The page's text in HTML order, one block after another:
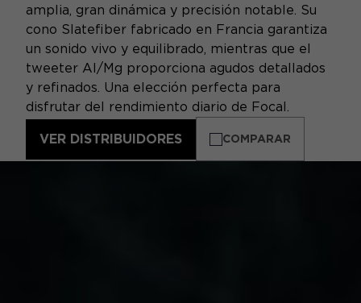
amplia, gran dinámica y precisión notable. Su
cono Slatefiber fabricado en Francia garantiza
un sonido vivo y equilibrado, mientras que el
tweeter Al/Mg proporciona agudos detallados
y refinados. Una elección perfecta para
disfrutar del rendimiento diario de Focal.
VER DISTRIBUIDORES COMPARAR